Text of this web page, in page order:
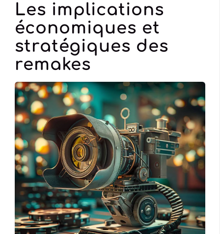
Les implications
économiques et
stratégiques des
remakes